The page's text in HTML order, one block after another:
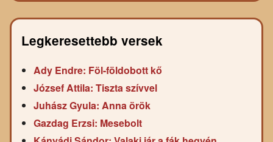
Legkeresettebb versek
Ady Endre: Föl-földobott kő
József Attila: Tiszta szívvel
Juhász Gyula: Anna örök
Gazdag Erzsi: Mesebolt